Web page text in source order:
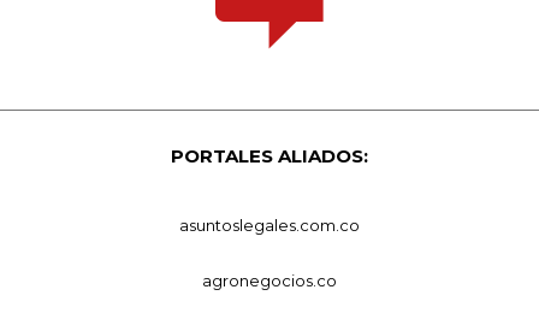
PORTALES ALIADOS:
asuntoslegales.com.co
agronegocios.co